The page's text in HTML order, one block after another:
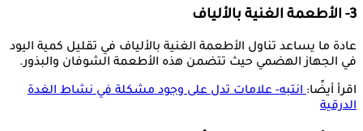
3- الأطعمة الغنية بالألياف
عادة ما يساعد تناول الأطعمة الغنية بالألياف في تقليل كمية اليود
في الجهاز الهضمي حيث تتضمن هذه الأطعمة الشوفان والبذور.
اقرأ أيضًا:انتبه- علامات تدل على وجود مشكلة في نشاط الغدة
الدرقية